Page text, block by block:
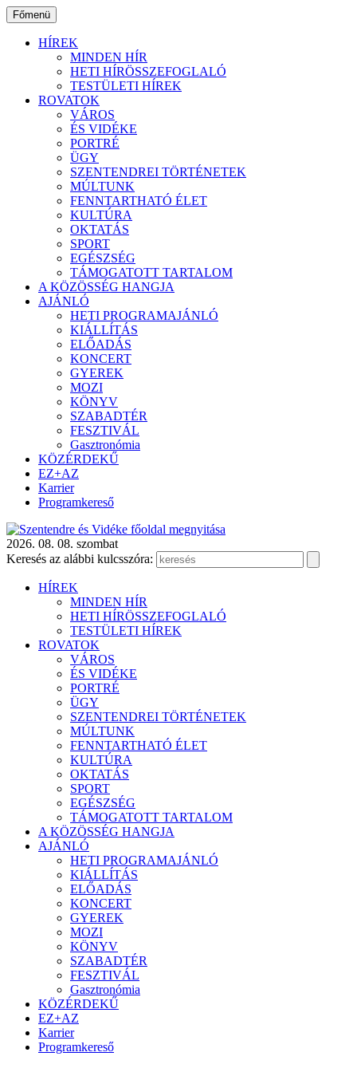
Ugrás
a
tartalomhoz
Főmenü
HÍREK
MINDEN HÍR
HETI HÍRÖSSZEFOGLALÓ
TESTÜLETI HÍREK
ROVATOK
VÁROS
ÉS VIDÉKE
PORTRÉ
ÜGY
SZENTENDREI TÖRTÉNETEK
MÚLTUNK
FENNTARTHATÓ ÉLET
KULTÚRA
OKTATÁS
SPORT
EGÉSZSÉG
TÁMOGATOTT TARTALOM
A KÖZÖSSÉG HANGJA
AJÁNLÓ
HETI PROGRAMAJÁNLÓ
KIÁLLÍTÁS
ELŐADÁS
KONCERT
GYEREK
MOZI
KÖNYV
SZABADTÉR
FESZTIVÁL
Gasztronómia
KÖZÉRDEKŰ
EZ+AZ
Karrier
Programkereső
2026. 08. 08. szombat
Keresés az alábbi kulcsszóra:
HÍREK
MINDEN HÍR
HETI HÍRÖSSZEFOGLALÓ
TESTÜLETI HÍREK
ROVATOK
VÁROS
ÉS VIDÉKE
PORTRÉ
ÜGY
SZENTENDREI TÖRTÉNETEK
MÚLTUNK
FENNTARTHATÓ ÉLET
KULTÚRA
OKTATÁS
SPORT
EGÉSZSÉG
TÁMOGATOTT TARTALOM
A KÖZÖSSÉG HANGJA
AJÁNLÓ
HETI PROGRAMAJÁNLÓ
KIÁLLÍTÁS
ELŐADÁS
KONCERT
GYEREK
MOZI
KÖNYV
SZABADTÉR
FESZTIVÁL
Gasztronómia
KÖZÉRDEKŰ
EZ+AZ
Karrier
Programkereső